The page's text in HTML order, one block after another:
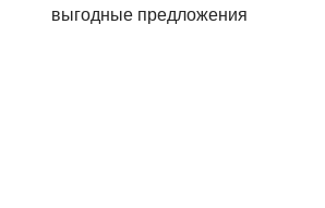
выгодные предложения